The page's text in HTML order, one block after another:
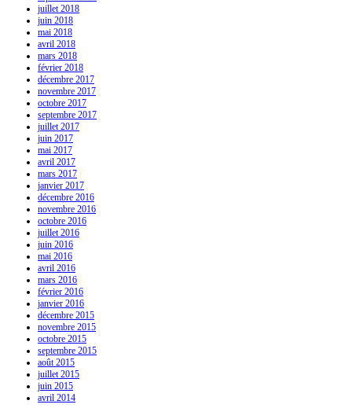
juillet 2018
juin 2018
mai 2018
avril 2018
mars 2018
février 2018
décembre 2017
novembre 2017
octobre 2017
septembre 2017
juillet 2017
juin 2017
mai 2017
avril 2017
mars 2017
janvier 2017
décembre 2016
novembre 2016
octobre 2016
juillet 2016
juin 2016
mai 2016
avril 2016
mars 2016
février 2016
janvier 2016
décembre 2015
novembre 2015
octobre 2015
septembre 2015
août 2015
juillet 2015
juin 2015
avril 2014